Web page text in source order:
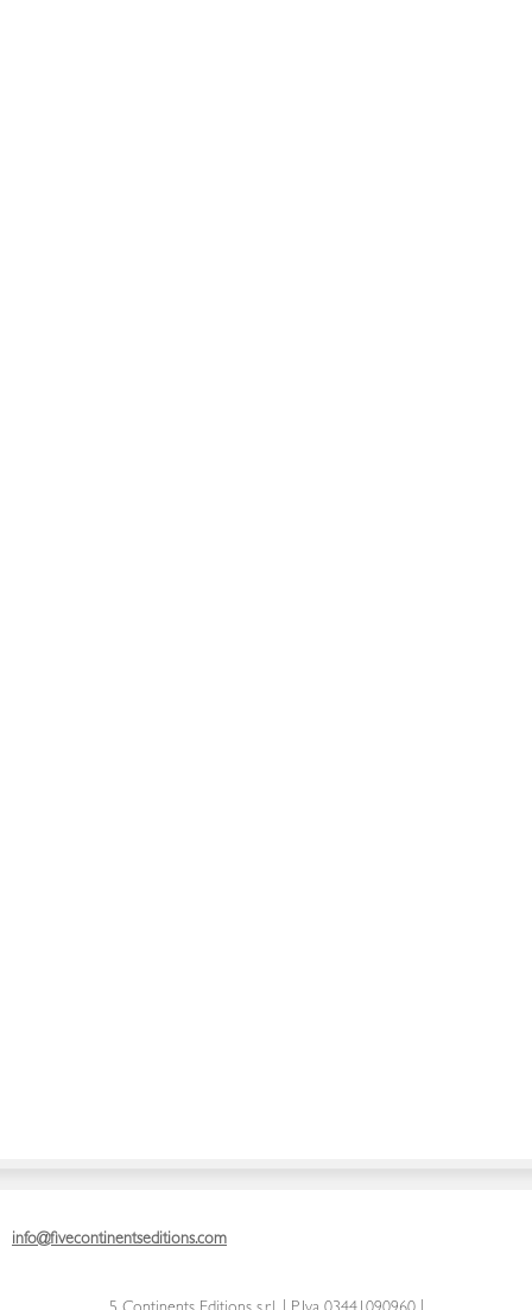
info@fivecontinentseditions.com